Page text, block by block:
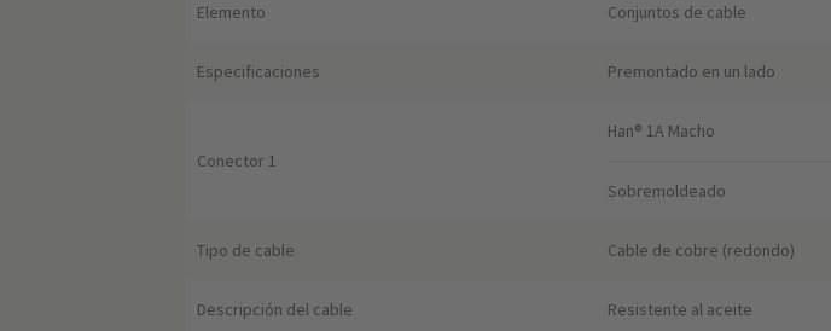
Elemento Conjuntos de cable
Especificaciones Premontado en un lado
Conector 1
Han® 1A Macho
Sobremoldeado
Tipo de cable Cable de cobre (redondo)
Descripción del cable Resistente al aceite